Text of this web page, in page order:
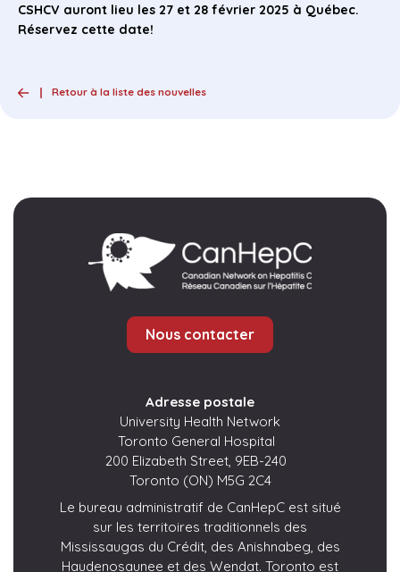
CSHCV auront lieu les 27 et 28 février 2025 à Québec.
Réservez cette date!
Retour à la liste des nouvelles
Nous contacter
Adresse postale
University Health Network
Toronto General Hospital
200 Elizabeth Street, 9EB-240
Toronto (ON) M5G 2C4
Le bureau administratif de CanHepC est situé
sur les territoires traditionnels des
Mississaugas du Crédit, des Anishnabeg, des
Haudenosaunee et des Wendat. Toronto est